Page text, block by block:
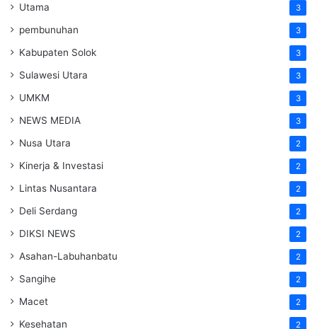
Utama 3
pembunuhan 3
Kabupaten Solok 3
Sulawesi Utara 3
UMKM 3
NEWS MEDIA 3
Nusa Utara 2
Kinerja & Investasi 2
Lintas Nusantara 2
Deli Serdang 2
DIKSI NEWS 2
Asahan-Labuhanbatu 2
Sangihe 2
Macet 2
Kesehatan 2